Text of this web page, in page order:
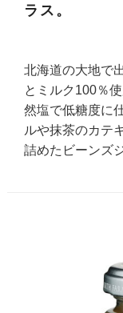
ラス。
北海道の大地で
とミルク100％
然塩で低糖度に
ルや抹茶のカテ
詰めたビーンズ